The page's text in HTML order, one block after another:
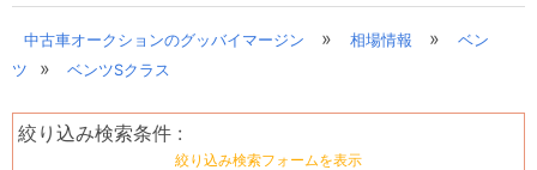
中古車オークションのグッバイマージン » 相場情報 »
ベン
ツ
» ベンツSクラス
絞り込み検索条件 :
絞り込み検索フォームを表示